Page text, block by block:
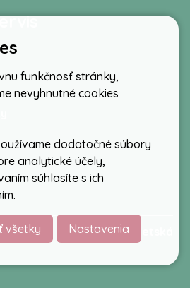
-Kočíky autosedačky,
funkčnosť stránky,
nevyhnutné cookies
dodatočné súbory
analytické účely,
súhlasíte s ich
všetky Nastavenia